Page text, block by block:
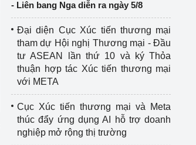
- Liên bang Nga diễn ra ngày 5/8
Đại diện Cục Xúc tiến thương mại
tham dự Hội nghị Thương mại - Đầu
tư ASEAN lần thứ 10 và ký Thỏa
thuận hợp tác Xúc tiến thương mại
với META
Cục Xúc tiến thương mại và Meta
thúc đẩy ứng dụng AI hỗ trợ doanh
nghiệp mở rộng thị trường